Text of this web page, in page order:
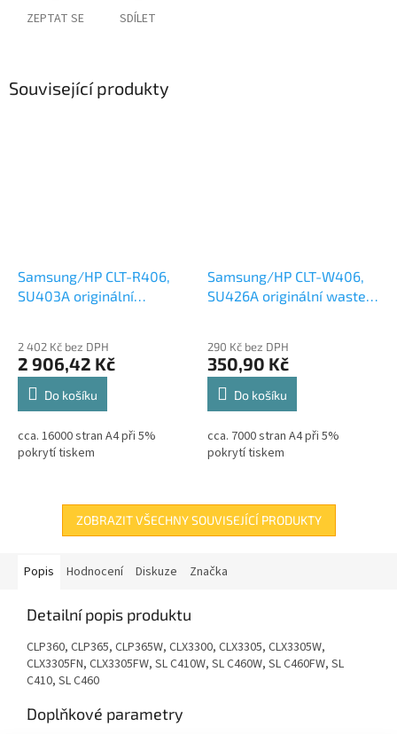
ZEPTAT SE SDÍLET
Související produkty
Samsung/HP CLT-R406,
SU403A originální
2 402 Kč bez DPH
2 906,42 Kč
Do košíku
cca. 16000 stran A4 při 5%
pokrytí tiskem
Samsung/HP CLT-W406,
SU426A originální waste
290 Kč bez DPH
350,90 Kč
Do košíku
cca. 7000 stran A4 při 5%
pokrytí tiskem
ZOBRAZIT VŠECHNY SOUVISEJÍCÍ PRODUKTY
Popis Hodnocení Diskuze Značka
Detailní popis produktu
CLP360, CLP365, CLP365W, CLX3300, CLX3305, CLX3305W,
CLX3305FN, CLX3305FW, SL C410W, SL C460W, SL C460FW, SL
C410, SL C460
Doplňkové parametry